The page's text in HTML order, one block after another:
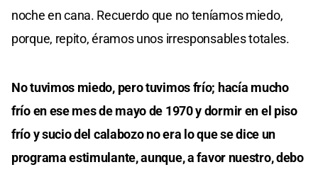
noche en cana. Recuerdo que no teníamos miedo,
porque, repito, éramos unos irresponsables totales.
No tuvimos miedo, pero tuvimos frío; hacía mucho
frío en ese mes de mayo de 1970 y dormir en el piso
frío y sucio del calabozo no era lo que se dice un
programa estimulante, aunque, a favor nuestro, debo